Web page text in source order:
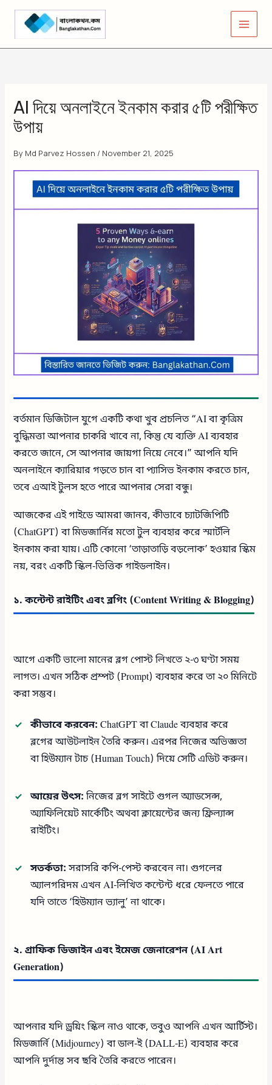
Skip
content
AI দিয়ে অনলাইনে ইনকাম করার ৫টি পরীক্ষিত
উপায়
By Md Parvez Hossen / November 21, 2025
বর্তমান ডিজিটাল যুগে একটি কথা খুব প্রচলিত “AI বা কৃত্রিম
বুদ্ধিমত্তা আপনার চাকরি খাবে না, কিন্তু যে ব্যক্তি AI ব্যবহার
করতে জানে, সে আপনার জায়গা নিয়ে নেবে।” আপনি যদি
অনলাইনে ক্যারিয়ার গড়তে চান বা প্যাসিভ ইনকাম করতে চান,
তবে এআই টুলস হতে পারে আপনার সেরা বন্ধু।
আজকের এই গাইডে আমরা জানব, কীভাবে চ্যাটজিপিটি
(ChatGPT) বা মিডজার্নির মতো টুল ব্যবহার করে স্মার্টলি
ইনকাম করা যায়। এটি কোনো ‘তাড়াতাড়ি বড়লোক’ হওয়ার স্কিম
নয়, বরং একটি স্কিল-ভিত্তিক গাইডলাইন।
১. কন্টেন্ট রাইটিং এবং ব্লগিং (Content Writing & Blogging)
আগে একটি ভালো মানের ব্লগ পোস্ট লিখতে ২-৩ ঘণ্টা সময়
লাগত। এখন সঠিক প্রম্পট (Prompt) ব্যবহার করে তা ২০ মিনিটে
করা সম্ভব।
কীভাবে করবেন: ChatGPT বা Claude ব্যবহার করে
ব্লগের আউটলাইন তৈরি করুন। এরপর নিজের অভিজ্ঞতা
বা হিউম্যান টাচ (Human Touch) দিয়ে সেটি এডিট করুন।
আয়ের উৎস:নিজের ব্লগ সাইটে গুগল অ্যাডসেন্স,
অ্যাফিলিয়েট মার্কেটিং অথবা ক্লায়েন্টের জন্য ফ্রিল্যান্স
রাইটিং।
সতর্কতা:সরাসরি কপি-পেস্ট করবেন না। গুগলের
অ্যালগরিদম এখন AI-লিখিত কন্টেন্ট ধরে ফেলতে পারে
যদি তাতে ‘হিউম্যান ভ্যালু’ না থাকে।
২. গ্রাফিক ডিজাইন এবং ইমেজ জেনারেশন (AI Art
Generation)
আপনার যদি ড্রয়িং স্কিল নাও থাকে, তবুও আপনি এখন আর্টিস্ট।
মিডজার্নি (Midjourney) বা ডাল-ই (DALL-E) ব্যবহার করে
আপনি দুর্দান্ত সব ছবি তৈরি করতে পারেন।